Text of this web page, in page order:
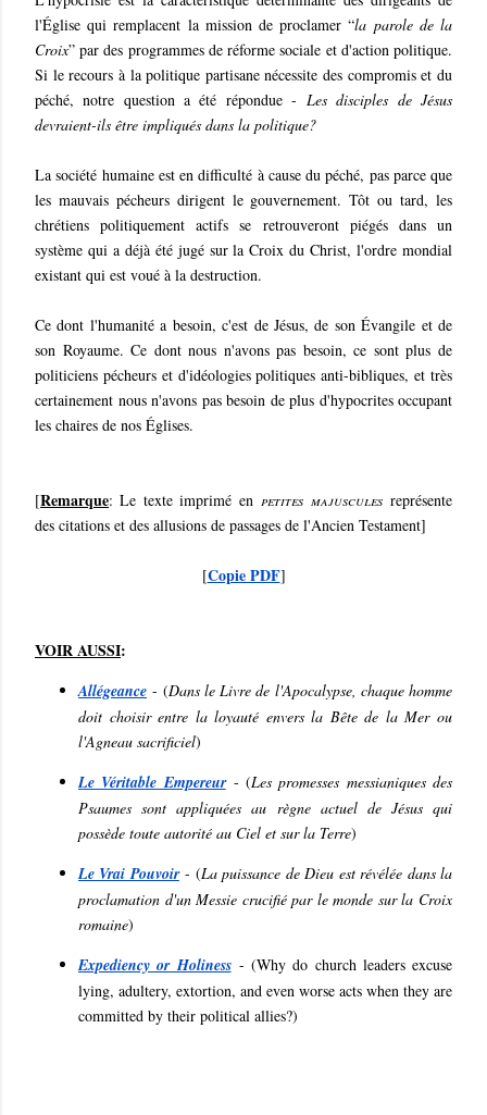
l'Église qui remplacent la mission de proclamer “la parole de la
Croix” par des programmes de réforme sociale et d'action politique.
Si le recours à la politique partisane nécessite des compromis et du
péché, notre question a été répondue -Les disciples de Jésus
devraient-ils être impliqués dans la politique?
La société humaine est en difficulté à cause du péché, pas parce que
les mauvais pécheurs dirigent le gouvernement. Tôt ou tard, les
chrétiens politiquement actifs se retrouveront piégés dans un
système qui a déjà été jugé sur la Croix du Christ, l'ordre mondial
existant qui est voué à la destruction.
Ce dont l'humanité a besoin, c'est de Jésus, de son Évangile et de
son Royaume. Ce dont nous n'avons pas besoin, ce sont plus de
politiciens pécheurs et d'idéologies politiques anti-bibliques, et très
certainement nous n'avons pas besoin de plus d'hypocrites occupant
les chaires de nos Églises.
[Remarque: Le texte imprimé enpetites majusculesreprésente
des citations et des allusions de passages de l'Ancien Testament]
[Copie PDF]
VOIR AUSSI:
Allégeance - (Dans le Livre de l'Apocalypse, chaque homme
doit choisir entre la loyauté envers la Bête de la Mer ou
l'Agneau sacrificiel)
Le Véritable Empereur- (Les promesses messianiques des
Psaumes sont appliquées au règne actuel de Jésus qui
possède toute autorité au Ciel et sur la Terre)
Le Vrai Pouvoir- (La puissance de Dieu est révélée dans la
proclamation d'un Messie crucifié par le monde sur la Croix
romaine)
Expediency or Holiness- (Why do church leaders excuse
lying, adultery, extortion, and even worse acts when they are
committed by their political allies?)